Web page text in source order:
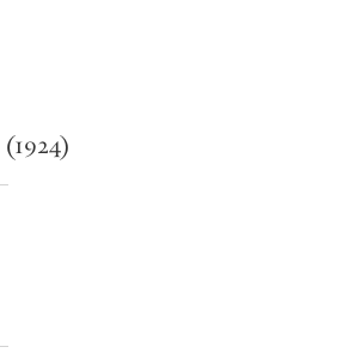
(1924)